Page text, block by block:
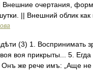
очертания,
|| Внешний облик
(3) 1. Воспринимать
воя прикрыты... 5.
Онъ же рече имъ: „Аще не